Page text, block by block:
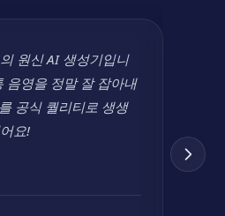
원신 AI 생성기입니
음영을 정말 잘 잡아내
공식 퀄리티로 생생
요!
요!